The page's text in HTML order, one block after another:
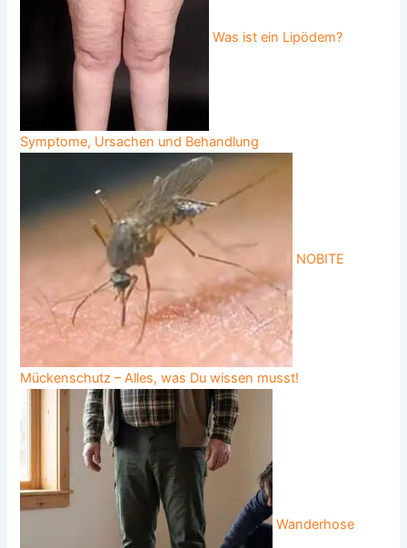
Was ist ein Lipödem?
Symptome, Ursachen und Behandlung
NOBITE
Mückenschutz – Alles, was Du wissen musst!
Wanderhose